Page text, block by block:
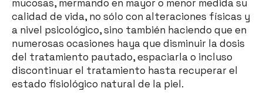
mucosas, mermando en mayor o menor medida su
calidad de vida, no sólo con alteraciones físicas y
a nivel psicológico, sino también haciendo que en
numerosas ocasiones haya que disminuir la dosis
del tratamiento pautado, espaciarla o incluso
discontinuar el tratamiento hasta recuperar el
estado fisiológico natural de la piel.